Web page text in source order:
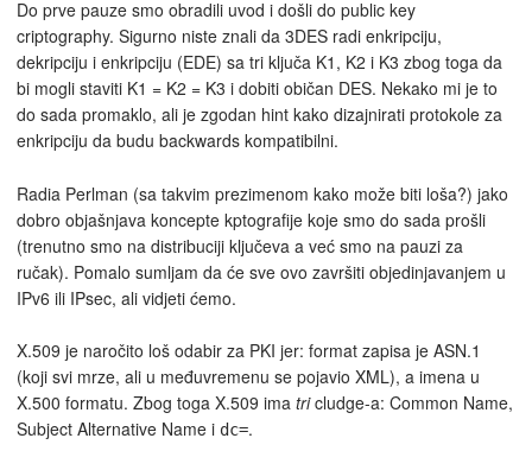
Do prve pauze smo obradili uvod i došli do public key
criptography. Sigurno niste znali da 3DES radi enkripciju,
dekripciju i enkripciju (EDE) sa tri ključa K1, K2 i K3 zbog toga da
bi mogli staviti K1 = K2 = K3 i dobiti običan DES. Nekako mi je to
do sada promaklo, ali je zgodan hint kako dizajnirati protokole za
enkripciju da budu backwards kompatibilni.
Radia Perlman (sa takvim prezimenom kako može biti loša?) jako
dobro objašnjava koncepte kptografije koje smo do sada prošli
(trenutno smo na distribuciji ključeva a već smo na pauzi za
ručak). Pomalo sumljam da će sve ovo završiti objedinjavanjem u
IPv6 ili IPsec, ali vidjeti ćemo.
X.509 je naročito loš odabir za PKI jer: format zapisa je ASN.1
(koji svi mrze, ali u međuvremenu se pojavio XML), a imena u
X.500 formatu. Zbog toga X.509 ima tricludge-a: Common Name,
Subject Alternative Name i dc=.